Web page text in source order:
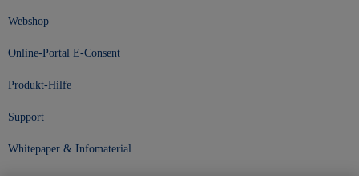
Webshop
Online-Portal E-Consent
Produkt-Hilfe
Support
Whitepaper & Infomaterial